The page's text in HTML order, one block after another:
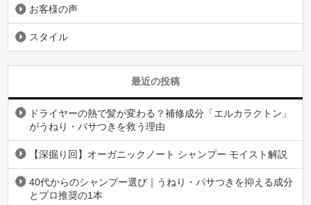
お客様の声
スタイル
最近の投稿
ドライヤーの熱で髪が変わる？補修成分「エルカラクトン」
がうねり・パサつきを救う理由
【深掘り回】オーガニックノート シャンプー モイスト解説
40代からのシャンプー選び｜うねり・パサつきを抑える成分
とプロ推奨の1本